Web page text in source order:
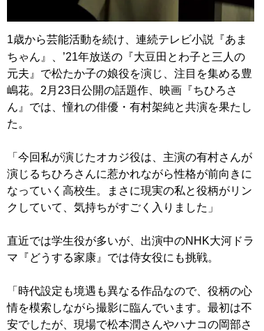
1歳から芸能活動を続け、連続テレビ小説『あま
ちゃん』、’21年放送の『大豆田とわ子と三人の
元夫』で松たか子の娘役を演じ、注目を集める豊
嶋花。2月23日公開の話題作、映画『ちひろさ
ん』では、憧れの俳優・有村架純と共演を果たし
た。
「今回私が演じたオカジ役は、主演の有村さんが
演じるちひろさんに惹かれながら性格が前向きに
なっていく高校生。まさに現実の私と役柄がリン
クしていて、気持ちがすごく入りました」
直近では学生役が多いが、出演中のNHK大河ドラ
マ『どうする家康』では侍女役にも挑戦。
「時代設定も境遇も異なる作品なので、役柄の心
情を模索しながら撮影に臨んでいます。最初は不
安でしたが、現場で松本潤さんやハナコの岡部さ